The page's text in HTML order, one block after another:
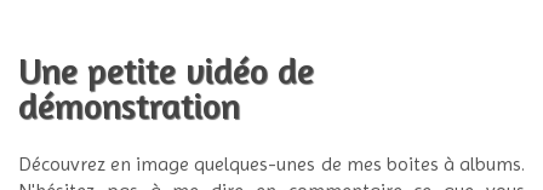
Une petite vidéo de
démonstration
Découvrez en image quelques-unes de mes boites à albums.